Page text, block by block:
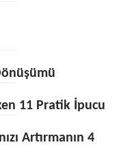
11 Pratik İpucu
Artırmanın 4